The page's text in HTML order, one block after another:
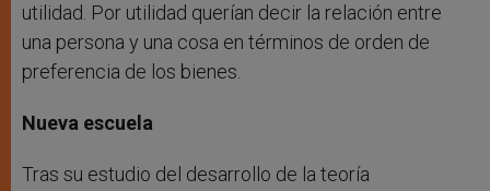
utilidad. Por utilidad querían decir la relación entre
una persona y una cosa en términos de orden de
preferencia de los bienes.
Nueva escuela
Tras su estudio del desarrollo de la teoría